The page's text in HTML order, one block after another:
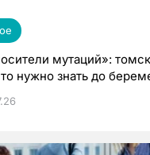
мутаций»:
нужно знать до